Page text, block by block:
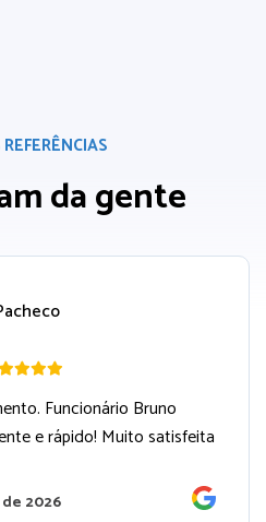
da gente
Funcionário Bruno
e rápido! Muito satisfeita
2026